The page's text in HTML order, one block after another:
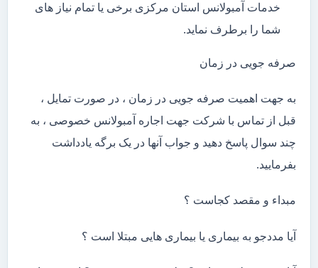
خدمات آمبولانس استان مرکزی برخی یا تمام نیاز های
شما را برطرف نماید.
صرفه جویی در زمان
به جهت اهمیت صرفه جویی در زمان ، در صورت تمایل ،
قبل از تماس با شرکت جهت اجاره آمبولانس خصوصی ، به
چند سوال پاسخ دهید و جواب آنها در یک برگه یادداشت
بفرمایید.
مبداء و مقصد کجاست ؟
آیا مددجو به بیماری یا بیماری هایی مبتلا است ؟